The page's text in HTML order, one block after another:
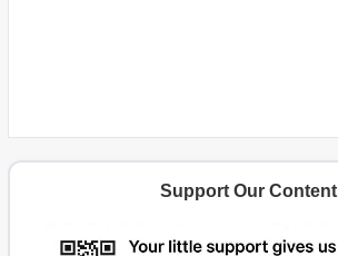
Support Our Content